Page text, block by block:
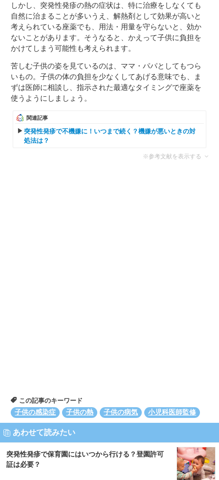
しかし、突発性発疹の熱の症状は、特に治療をしなくても
自然に治まることが多いうえ、解熱剤として効果が高いと
考えられている座薬でも、用法・用量を守らないと、効か
ないことがあります。そうなると、かえって子供に負担を
かけてしまう可能性も考えられます。
苦しむ子供の姿を見ているのは、ママ・パパとしてもつら
いもの。子供の体の負担を少なくしてあげる意味でも、ま
ずは医師に相談し、指示された最適なタイミングで座薬を
使うようにしましょう。
関連記事
突発性発疹で不機嫌に！いつまで続く？機嫌が悪いときの対
処法は？
※参考文献を表示する
この記事のキーワード
子供の感染症
子供の熱 子供の病気 小児科医師監修
あわせて読みたい
突発性発疹で保育園にはいつから行ける？登園許可
証は必要？